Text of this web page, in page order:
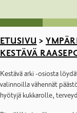
ETUSIVU >
KESTÄVÄ
Kestävä arki -osiosta
valinnoilla vähennät
hyötyjä kukkarolle,